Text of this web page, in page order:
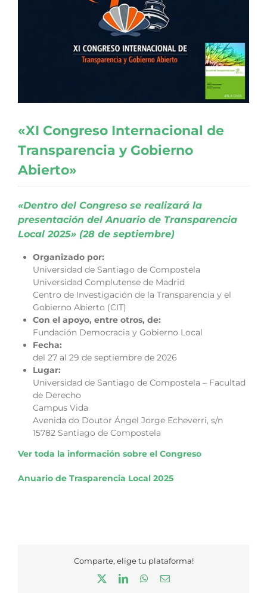
«XI Congreso Internacional de
Transparencia y Gobierno
Abierto»
«Dentro del Congreso se realizará la
presentación del Anuario de Transparencia
Local 2025» (28 de septiembre)
Organizado por:
Universidad de Santiago de Compostela
Universidad Complutense de Madrid
Centro de Investigación de la Transparencia y el
Gobierno Abierto (CIT)
Con el apoyo, entre otros, de:
Fundación Democracia y Gobierno Local
Fecha:
del 27 al 29 de septiembre de 2026
Lugar:
Universidad de Santiago de Compostela – Facultad
de Derecho
Campus Vida
Avenida do Doutor Ángel Jorge Echeverri, s/n
15782 Santiago de Compostela
Ver toda la información sobre el Congreso
Anuario de Trasparencia Local 2025
Comparte, elige tu plataforma!
LinkedInWhatsApp
Correo